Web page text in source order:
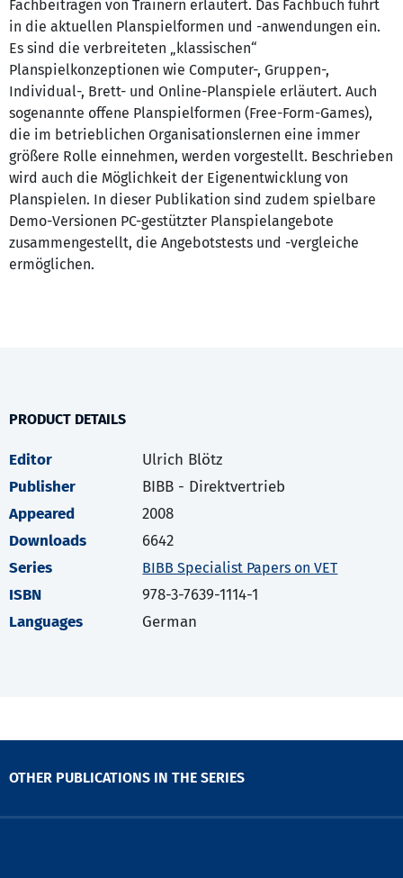
Fachbeiträgen von Trainern erläutert. Das Fachbuch führt
in die aktuellen Planspielformen und -anwendungen ein.
Es sind die verbreiteten „klassischen“
Planspielkonzeptionen wie Computer-, Gruppen-,
Individual-, Brett- und Online-Planspiele erläutert. Auch
sogenannte offene Planspielformen (Free-Form-Games),
die im betrieblichen Organisationslernen eine immer
größere Rolle einnehmen, werden vorgestellt. Beschrieben
wird auch die Möglichkeit der Eigenentwicklung von
Planspielen. In dieser Publikation sind zudem spielbare
Demo-Versionen PC-gestützter Planspielangebote
zusammengestellt, die Angebotstests und -vergleiche
ermöglichen.
PRODUCT DETAILS
Editor
Ulrich Blötz
Publisher
BIBB - Direktvertrieb
Appeared
2008
Downloads
6642
Series
BIBB Specialist Papers on VET
ISBN
978-3-7639-1114-1
Languages
German
OTHER PUBLICATIONS IN THE SERIES